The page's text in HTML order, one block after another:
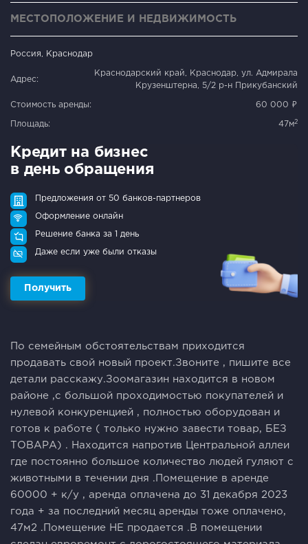
МЕСТОПОЛОЖЕНИЕ И НЕДВИЖИМОСТЬ
Россия, Краснодар
Адрес:
Краснодарский край, Краснодар, ул. Адмирала
Крузенштерна, 5/2 р-н Прикубанский
Стоимость аренды: 60 000 ₽
Площадь: 47м2
Кредит на бизнес
в день обращения
Предложения от 50 банков-партнеров
Оформление онлайн
Решение банка за 1 день
Даже если уже были отказы
Получить
По семейным обстоятельствам приходится
продавать свой новый проект.Звоните , пишите все
детали расскажу.Зоомагазин находится в новом
районе ,с большой проходимостью покупателей и
нулевой конкуренцией , полностью оборудован и
готов к работе ( только нужно завести товар, БЕЗ
ТОВАРА) . Находится напротив Центральной аллеи
где постоянно большое количество людей гуляют с
животными в течении дня .Помещение в аренде
60000 + к/у , аренда оплачена до 31 декабря 2023
года + за последний месяц аренды тоже оплачено,
47м2 .Помещение НЕ продается .В помещении